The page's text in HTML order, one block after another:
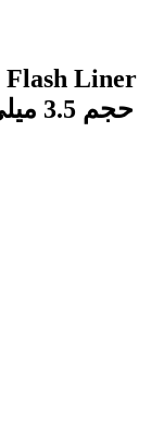
حجم 3.5 میلی لیتر شماره 103 آبی آسمانی